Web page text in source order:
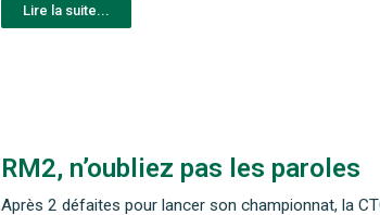
Lire la suite...
RM2, n’oubliez pas les paroles
Après 2 défaites pour lancer son championnat, la